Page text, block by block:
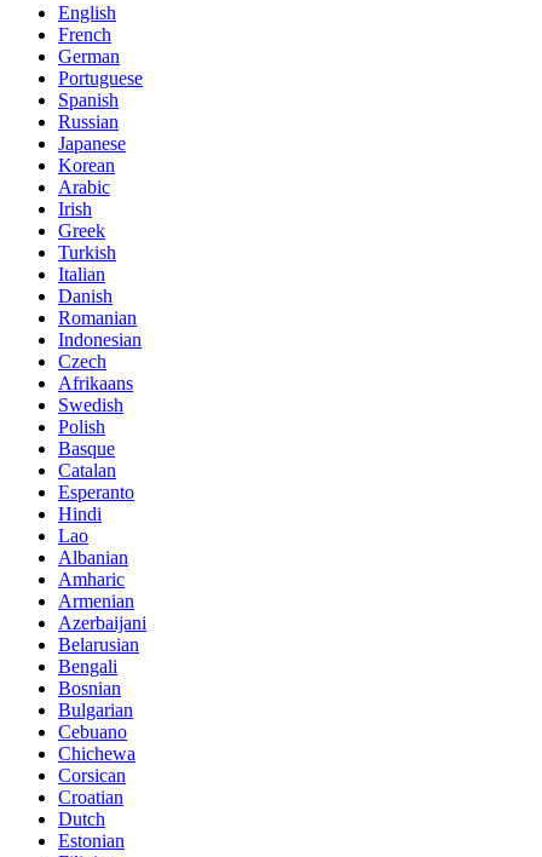
English
French
German
Portuguese
Spanish
Russian
Japanese
Korean
Arabic
Irish
Greek
Turkish
Italian
Danish
Romanian
Indonesian
Czech
Afrikaans
Swedish
Polish
Basque
Catalan
Esperanto
Hindi
Lao
Albanian
Amharic
Armenian
Azerbaijani
Belarusian
Bengali
Bosnian
Bulgarian
Cebuano
Chichewa
Corsican
Croatian
Dutch
Estonian